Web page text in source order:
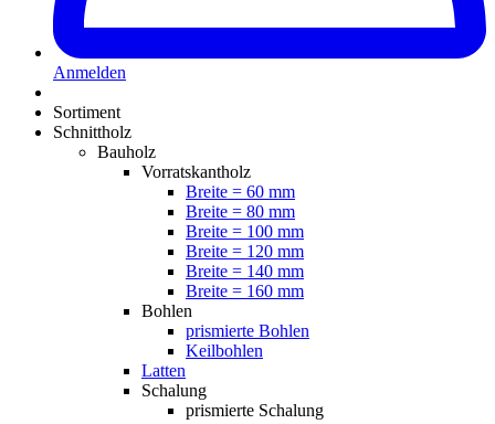
Anmelden
Sortiment
Schnittholz
Bauholz
Vorratskantholz
Breite = 60 mm
Breite = 80 mm
Breite = 100 mm
Breite = 120 mm
Breite = 140 mm
Breite = 160 mm
Bohlen
prismierte Bohlen
Keilbohlen
Latten
Schalung
prismierte Schalung